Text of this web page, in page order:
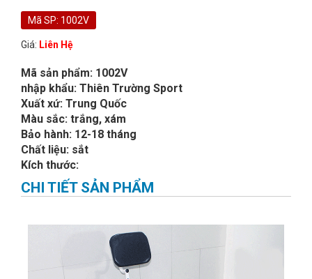
Mã SP: 1002V
Giá: Liên Hệ
Mã sản phẩm: 1002V
nhập khẩu: Thiên Trường Sport
Xuất xứ: Trung Quốc
Màu sắc: trắng, xám
Bảo hành: 12-18 tháng
Chất liệu: sắt
Kích thước:
CHI TIẾT SẢN PHẨM